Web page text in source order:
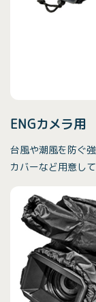
ENGカメラ用
台風や潮風を防ぐ
カバーなど用意し